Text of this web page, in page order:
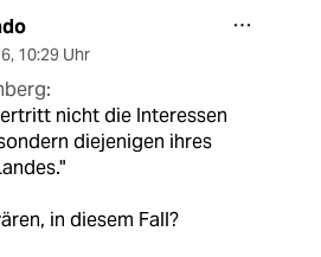
, 10:29 Uhr
nicht die Interessen
diejenigen ihres
in diesem Fall?